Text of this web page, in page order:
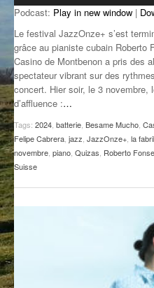
GROOVE N SUN
IL ÉTAIT UNE FOIS
L’ASTUCE DE LA PORTE EN
LA FABRIK POÉTIK
LA MINUTE LITTÉRAIRE
LA SOUTERRAINE
MUSIQUE DES ANTIPODES
PLUS DE MIX
Podcast: Play in new window |
Le festival JazzOnze+ s’est
grâce au pianiste cubain Roberto
Casino de Montbenon a pris des
spectateur vibrant sur des
concert. Hier soir, le 3 novembre,
d’affluence :…
Tags: 2024 batterie Besame Mucho
Felipe Cabrera jazz JazzOnze+ la
novembre piano Quizas Roberto
Suisse